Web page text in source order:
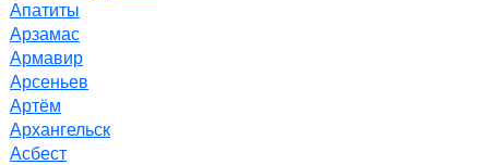
Апатиты
Арзамас
Армавир
Арсеньев
Артём
Архангельск
Асбест